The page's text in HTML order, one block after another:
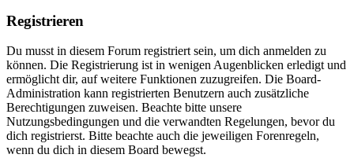
Registrieren
Du musst in diesem Forum registriert sein, um dich anmelden zu
können. Die Registrierung ist in wenigen Augenblicken erledigt und
ermöglicht dir, auf weitere Funktionen zuzugreifen. Die Board-
Administration kann registrierten Benutzern auch zusätzliche
Berechtigungen zuweisen. Beachte bitte unsere
Nutzungsbedingungen und die verwandten Regelungen, bevor du
dich registrierst. Bitte beachte auch die jeweiligen Forenregeln,
wenn du dich in diesem Board bewegst.